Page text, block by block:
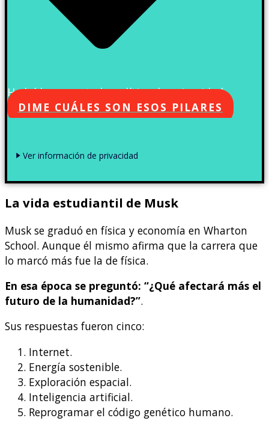
He leído y acepto la política de privacidad
DIME CUÁLES SON ESOS PILARES
Ver información de privacidad
La vida estudiantil de Musk
Musk se graduó en física y economía en Wharton
School. Aunque él mismo afirma que la carrera que
lo marcó más fue la de física.
En esa época se preguntó: “¿Qué afectará más el
futuro de la humanidad?”.
Sus respuestas fueron cinco:
Internet.
Energía sostenible.
Exploración espacial.
Inteligencia artificial.
Reprogramar el código genético humano.